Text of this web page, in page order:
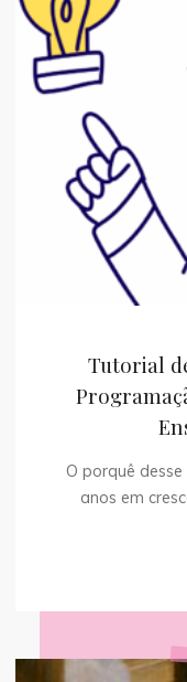
Tutorial
O porquê
anos em